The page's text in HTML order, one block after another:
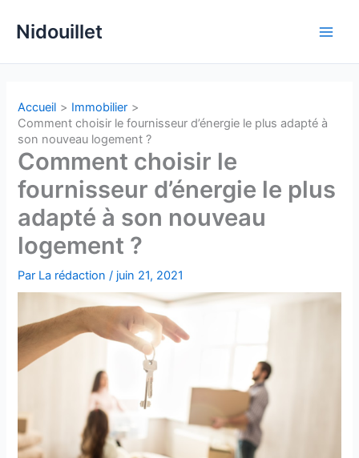
Nidouillet
Accueil
Immobilier
Comment choisir le fournisseur d’énergie le plus adapté à
son nouveau logement ?
Comment choisir le
fournisseur d’énergie le plus
adapté à son nouveau
logement ?
Par La rédaction/ juin 21, 2021